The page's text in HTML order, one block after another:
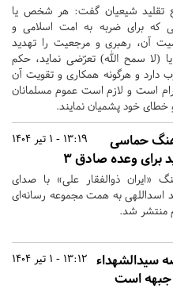
تقلید شیعیان گفت: هر شخص یا
که برای ضربه به امت اسلامی و
آن، رهبری و مرجعیت را تهدید
(لا سمح الله) تعرّضی نماید، حکم
دارد و هرگونه همکاری و تقویت آن
است و لازم است عموم مسلمانان
خود پشمیان نمایند.
13:19 - 1 تیر 1404
حماسی
برای وعده صادق ۳
«ایران ذوالفقار علی» با صدای
اسداللهی به همت مجموعه رسانه‌ای
منتشر شد.
13:12 - 1 تیر 1404
سیدالشهداء
است